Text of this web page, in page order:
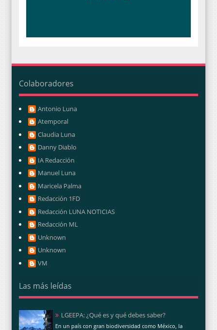
Colaboradores
Antonio Luna
Atemporal
Claudia Luna
Danny Diablo
IA Redacción
Manuel Luna
Maricela Palma
Redacción 1FD
Redacción LUNA NOTICIAS
Redacción ML
Unknown
Unknown
VM
Las más leídas
LGEEPA: ¿Qué es y qué debes saber?
En un país con gran biodiversidad como México, la